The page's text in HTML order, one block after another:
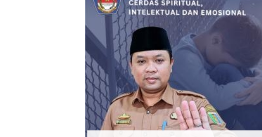
Pelepasan Kelas XII SMANDA